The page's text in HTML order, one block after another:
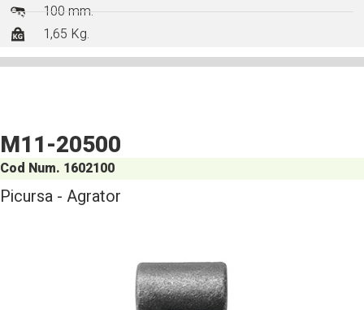
100 mm.
1,65 Kg.
M11-20500
Cod Num. 1602100
Picursa - Agrator